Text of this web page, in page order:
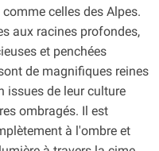
celles des Alpes.
aux racines profondes,
et penchées
de magnifiques reines
issues de leur culture
ombragés. Il est
à l'ombre et